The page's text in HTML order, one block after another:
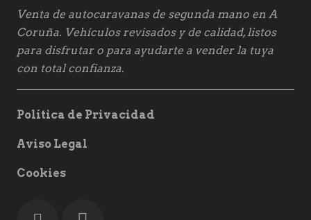
Venta de autocaravanas de segunda mano en A
Coruña. Vehículos revisados y de calidad, listos
para disfrutar o para ayudarte a vender la tuya
con total confianza.
Política de Privacidad
Aviso Legal
Cookies